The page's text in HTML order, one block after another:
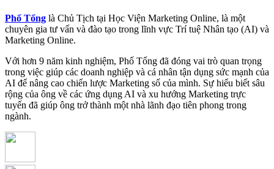
Phố Tổng là Chủ Tịch tại Học Viện Marketing Online, là một
chuyên gia tư vấn và đào tạo trong lĩnh vực Trí tuệ Nhân tạo (AI) và
Marketing Online.
Với hơn 9 năm kinh nghiệm, Phố Tổng đã đóng vai trò quan trọng
trong việc giúp các doanh nghiệp và cá nhân tận dụng sức mạnh của
AI để nâng cao chiến lược Marketing số của mình. Sự hiểu biết sâu
rộng của ông về các ứng dụng AI và xu hướng Marketing trực
tuyến đã giúp ông trở thành một nhà lãnh đạo tiên phong trong
ngành.